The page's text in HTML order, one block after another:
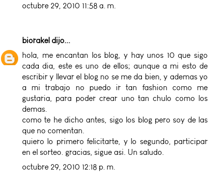
octubre 29, 2010 11:58 a. m.
biorakel dijo...
hola, me encantan los blog, y hay unos 10 que sigo
cada dia, este es uno de ellos; aunque a mi esto de
escribir y llevar el blog no se me da bien, y ademas yo
a mi trabajo no puedo ir tan fashion como me
gustaria, para poder crear uno tan chulo como los
demas.
como te he dicho antes, sigo los blog pero soy de las
que no comentan.
quiero lo primero felicitarte, y lo segundo, participar
en el sorteo. gracias, sigue asi. Un saludo.
octubre 29, 2010 12:18 p. m.